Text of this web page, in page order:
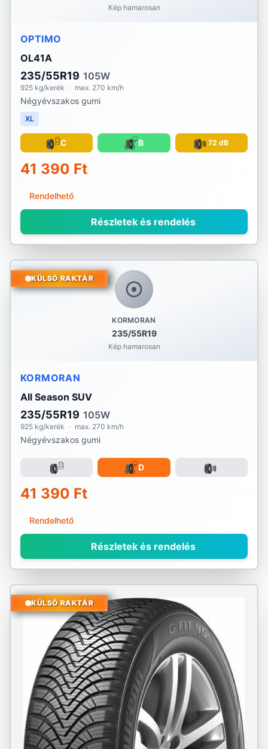
Kép hamarosan
OPTIMO
OL41A
235/55R19 105W
925 kg/kerék · max. 270 km/h
Négyévszakos gumi
XL
C B 72 dB
41 390 Ft
Rendelhető
Részletek és rendelés
KORMORAN
235/55R19
Kép hamarosan
KÜLSŐ RAKTÁR
KORMORAN
All Season SUV
235/55R19 105W
925 kg/kerék · max. 270 km/h
Négyévszakos gumi
D
41 390 Ft
Rendelhető
Részletek és rendelés
KÜLSŐ RAKTÁR